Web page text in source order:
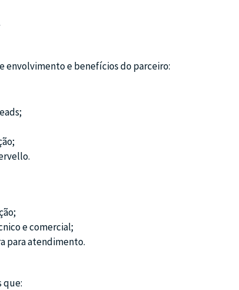
envolvimento e benefícios do parceiro:
e comercial;
para atendimento.
que: